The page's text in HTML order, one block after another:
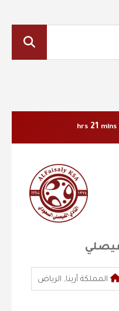
hrs 21 mins
المملكة أرينا, الرياض